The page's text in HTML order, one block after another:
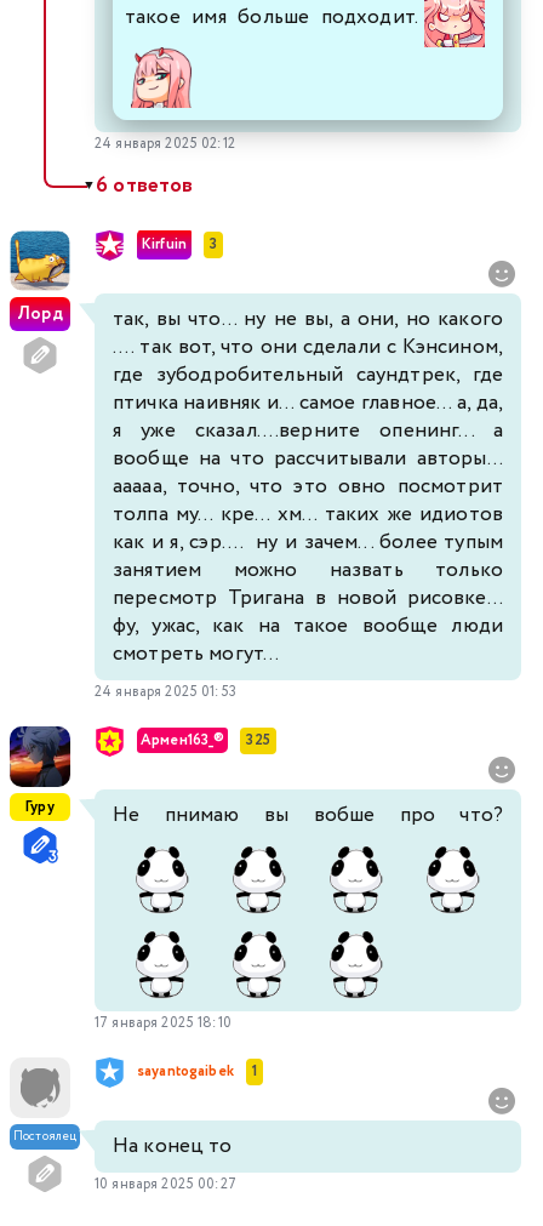
такое имя больше подходит.
24 января 2025 02:12
▼6 ответов
Лорд
Kirfuin 3
так, вы что... ну не вы, а они, но какого
.... так вот, что они сделали с Кэнсином,
где зубодробительный саундтрек, где
птичка наивняк и... самое главное... а, да,
я уже сказал....верните опенинг... а
вообще на что рассчитывали авторы...
ааааа, точно, что это овно посмотрит
толпа му... кре... хм... таких же идиотов
как и я, сэр.... ну и зачем... более тупым
занятием можно назвать только
пересмотр Тригана в новой рисовке...
фу, ужас, как на такое вообще люди
смотреть могут...
24 января 2025 01:53
Гуру
Армен163_® 325
Не пнимаю вы вобше про что?
17 января 2025 18:10
Постоялец
sayantogaibek 1
На конец то
10 января 2025 00:27